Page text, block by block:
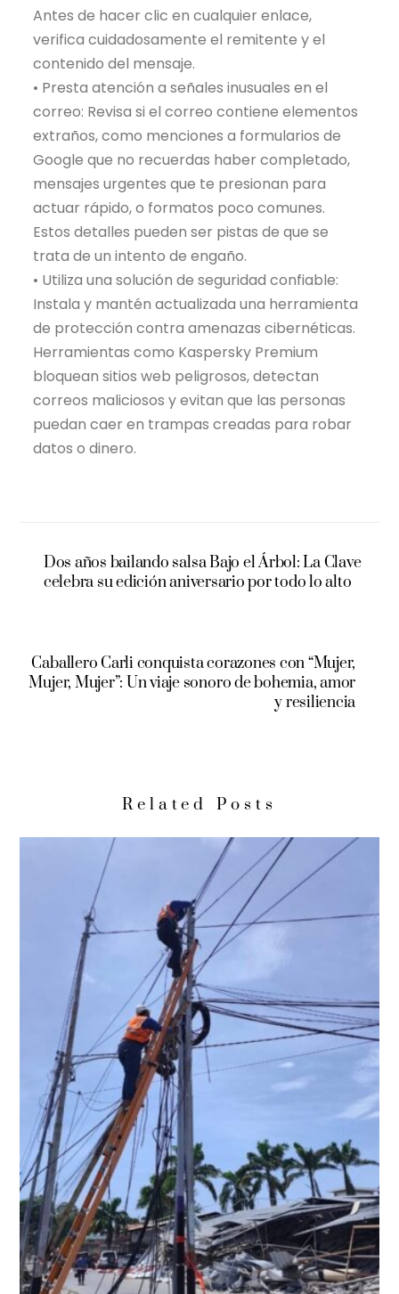
Antes de hacer clic en cualquier enlace,
verifica cuidadosamente el remitente y el
contenido del mensaje.
• Presta atención a señales inusuales en el
correo: Revisa si el correo contiene elementos
extraños, como menciones a formularios de
Google que no recuerdas haber completado,
mensajes urgentes que te presionan para
actuar rápido, o formatos poco comunes.
Estos detalles pueden ser pistas de que se
trata de un intento de engaño.
• Utiliza una solución de seguridad confiable:
Instala y mantén actualizada una herramienta
de protección contra amenazas cibernéticas.
Herramientas como Kaspersky Premium
bloquean sitios web peligrosos, detectan
correos maliciosos y evitan que las personas
puedan caer en trampas creadas para robar
datos o dinero.
Dos años bailando salsa Bajo el Árbol: La Clave
celebra su edición aniversario por todo lo alto
Caballero Carli conquista corazones con “Mujer,
Mujer, Mujer”: Un viaje sonoro de bohemia, amor
y resiliencia
Related Posts